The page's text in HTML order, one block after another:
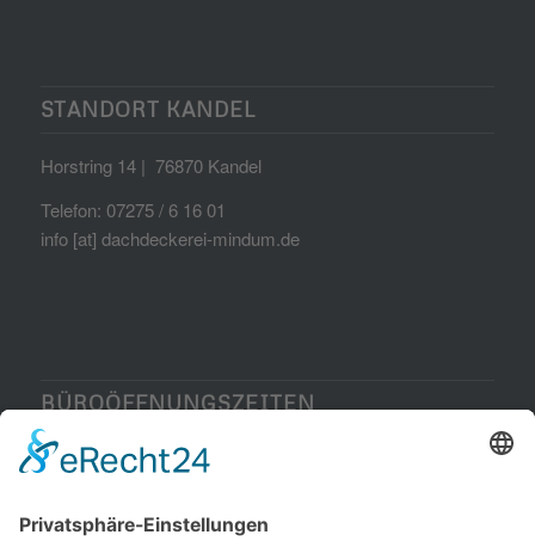
STANDORT KANDEL
Horstring 14 | 76870 Kandel
Telefon: 07275 / 6 16 01
info [at] dachdeckerei-mindum.de
BÜROÖFFNUNGSZEITEN
Mo-Fr: 7:30-17:00
Termine nach Vereinbarung